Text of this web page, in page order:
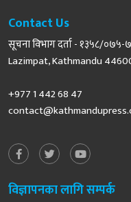
Contact Us
सूचना विभाग दर्ता - १३५८/०७५-
Lazimpat, Kathmandu
+977 1 442 68 47
विज्ञापनका लागि सम्पर्क